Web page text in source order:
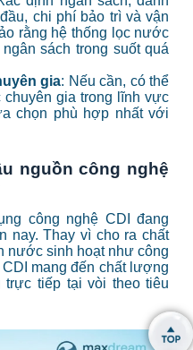
chi phí bảo trì và vận
rằng hệ thống lọc nước
sách trong suốt quá
gia: Nếu cần, có thể
gia trong lĩnh vực
chọn phù hợp nhất với
nguồn công nghệ
công nghệ CDI đang
nay.Thay vì cho ra chất
nước sinh hoạt như công
mang đến chất lượng
tiếp tại vòi theo tiêu